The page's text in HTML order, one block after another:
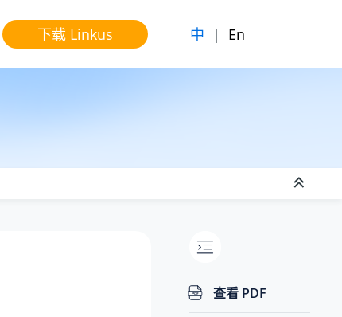
下载 Linkus 中 | En
查看 PDF